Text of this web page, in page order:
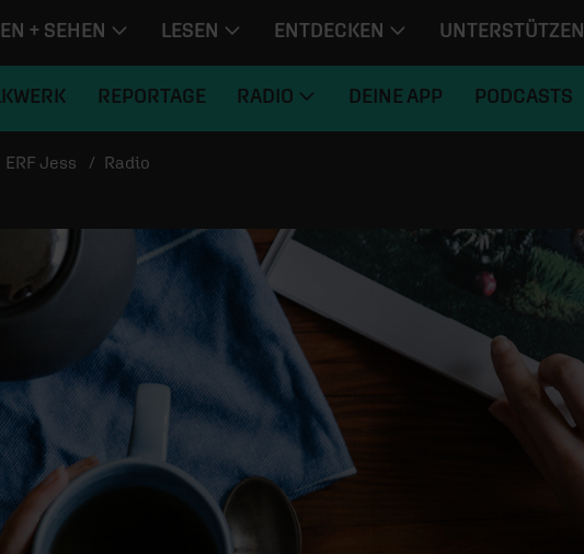
+ SEHEN LESEN ENTDECKEN UNTERSTÜTZEN
REPORTAGE RADIO DEINE APP PODCASTS
ERF Jess Radio